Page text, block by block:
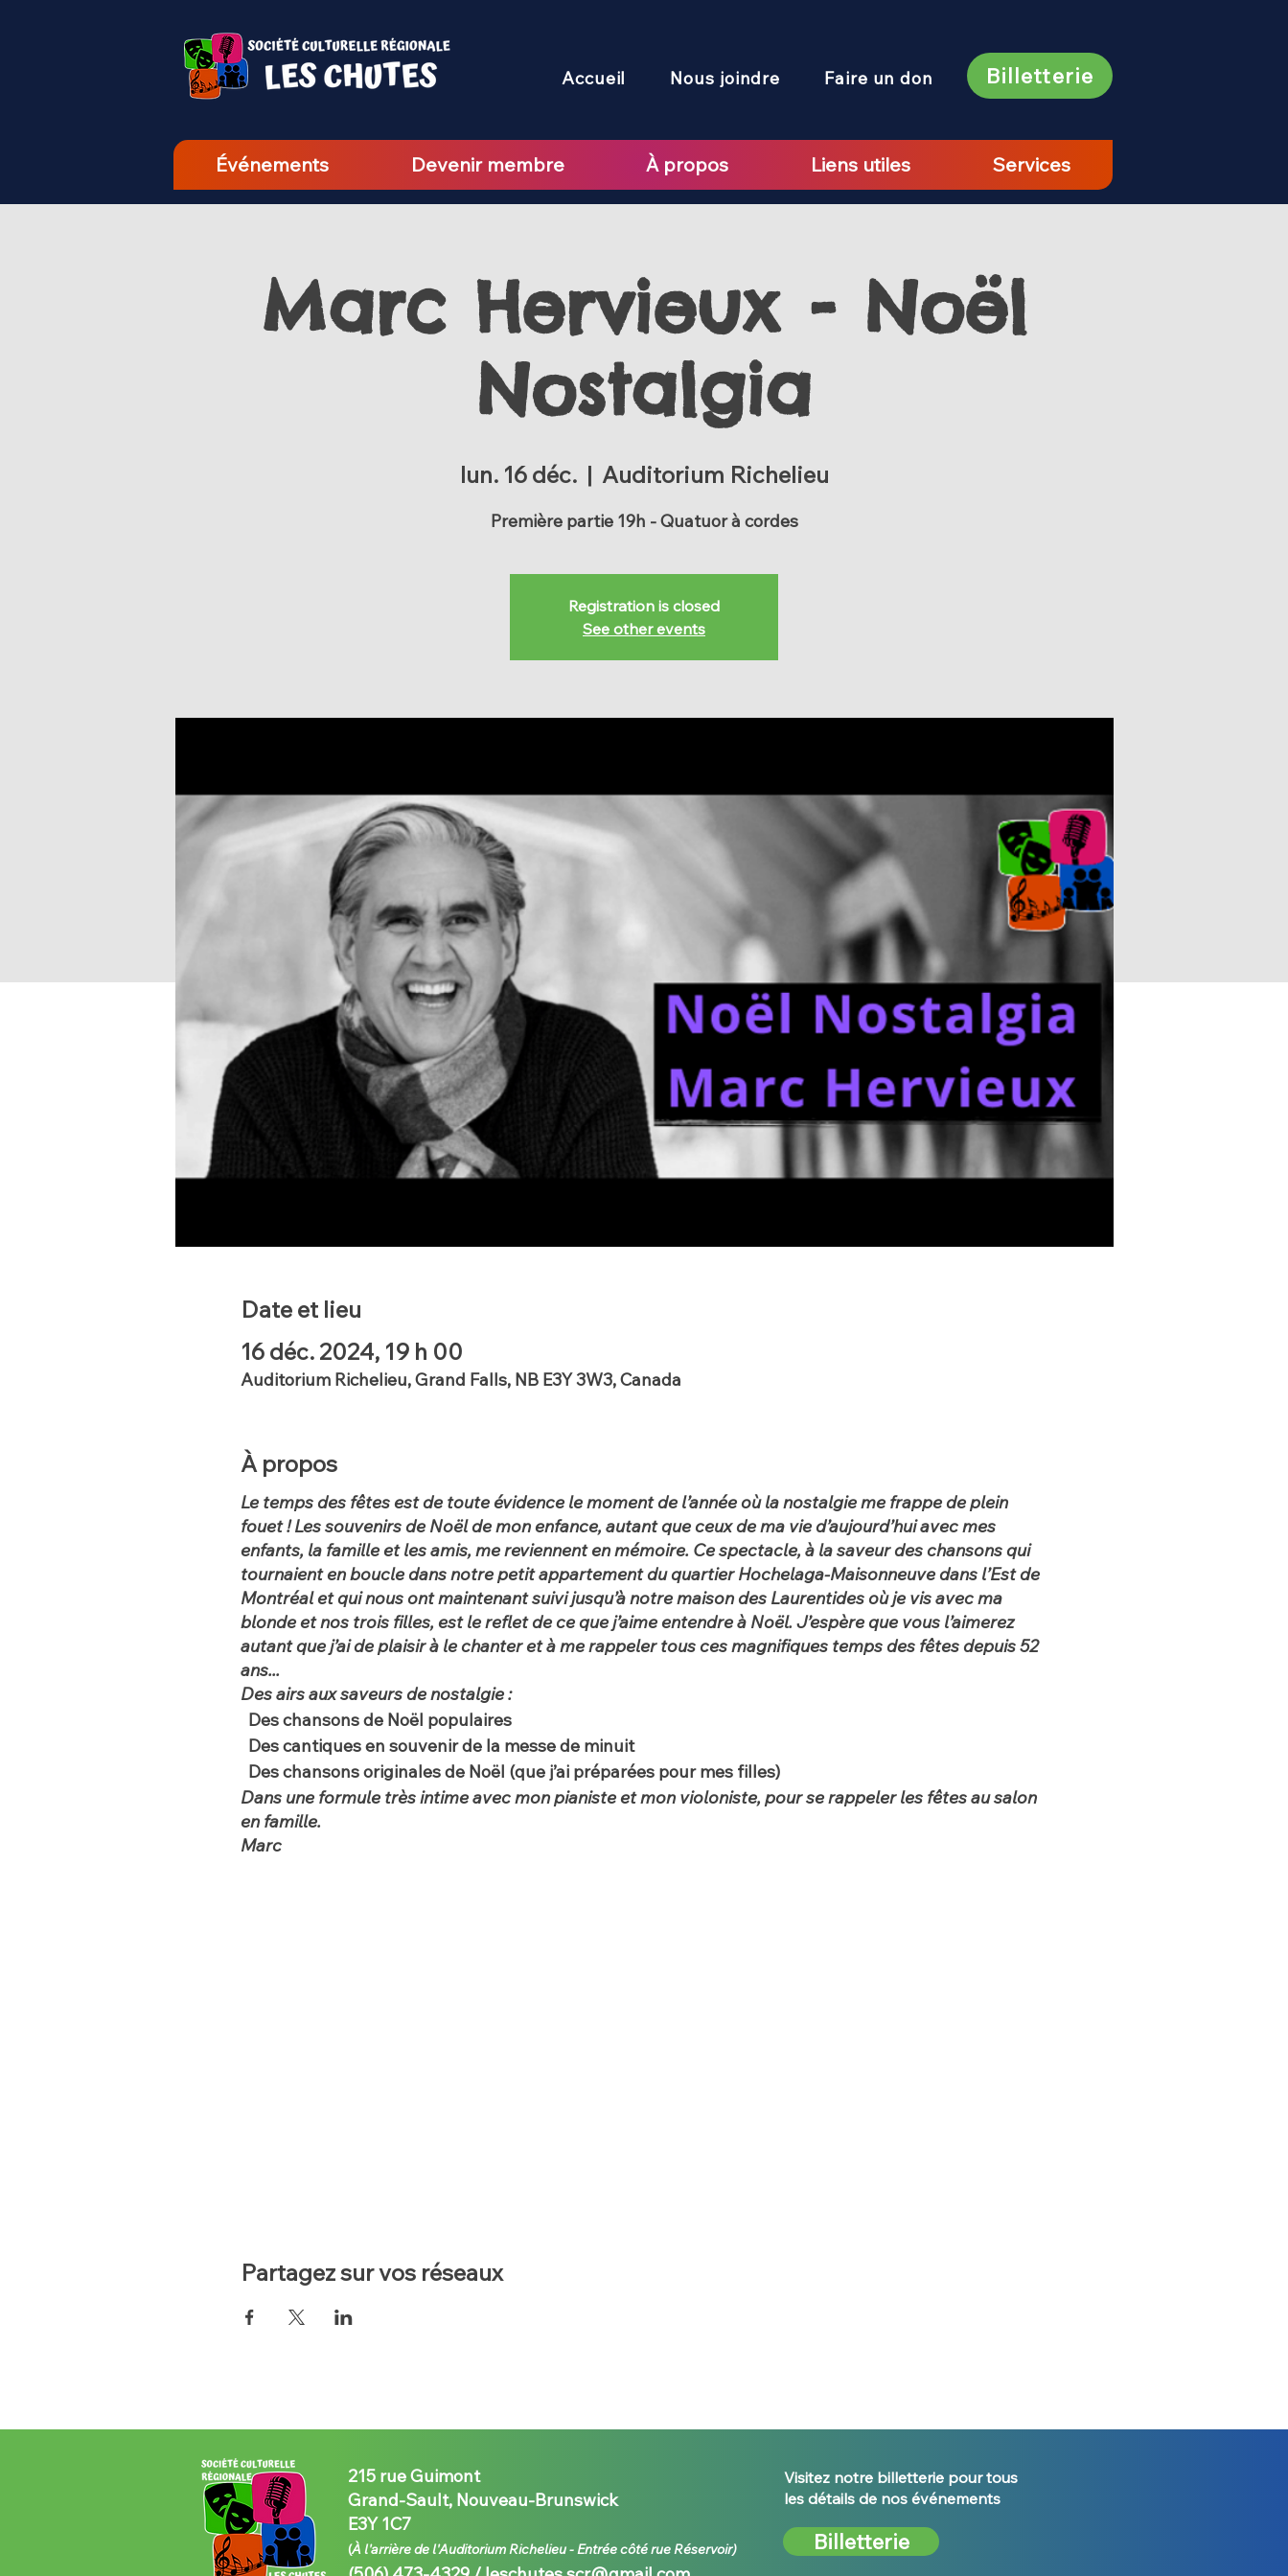
Accueil Nous joindre Faire un don Billetterie
Événements Devenir membre À propos Liens utiles Services
Marc Hervieux - Noël
Nostalgia
lun. 16 déc.
  |
Auditorium Richelieu
Première partie 19h - Quatuor à cordes
Registration is closed
See other events
Date et lieu
16 déc. 2024, 19 h 00
Auditorium Richelieu, Grand Falls, NB E3Y 3W3, Canada
À propos
Le temps des fêtes est de toute évidence le moment de l’année où la nostalgie me frappe de plein
fouet ! Les souvenirs de Noël de mon enfance, autant que ceux de ma vie d’aujourd’hui avec mes
enfants, la famille et les amis, me reviennent en mémoire. Ce spectacle, à la saveur des chansons qui
tournaient en boucle dans notre petit appartement du quartier Hochelaga-Maisonneuve dans l’Est de
Montréal et qui nous ont maintenant suivi jusqu’à notre maison des Laurentides où je vis avec ma
blonde et nos trois filles, est le reflet de ce que j’aime entendre à Noël. J’espère que vous l’aimerez
autant que j’ai de plaisir à le chanter et à me rappeler tous ces magnifiques temps des fêtes depuis 52
ans...
Des airs aux saveurs de nostalgie :
Des chansons de Noël populaires
Des cantiques en souvenir de la messe de minuit
Des chansons originales de Noël (que j’ai préparées pour mes filles)
Dans une formule très intime avec mon pianiste et mon violoniste, pour se rappeler les fêtes au salon
en famille.
Marc
Partagez sur vos réseaux
215 rue Guimont
Grand-Sault, Nouveau-Brunswick
E3Y 1C7
(À l'arrière de l'Auditorium Richelieu - Entrée côté rue Réservoir)
Visitez notre billetterie pour tous
les détails de nos événements
Billetterie